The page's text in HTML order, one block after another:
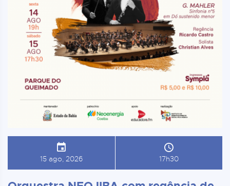
15 ago, 2026 17h30